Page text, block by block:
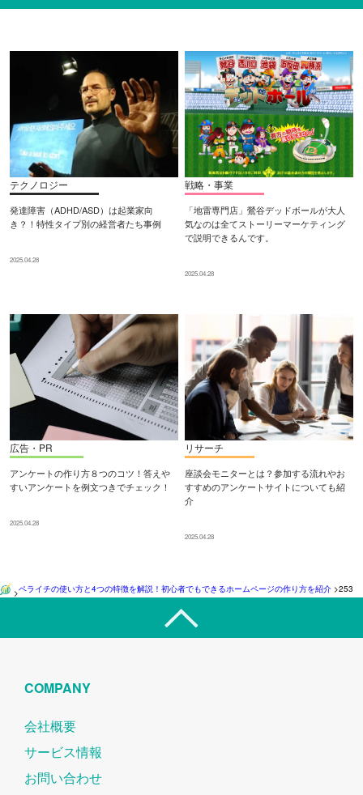
テクノロジー
発達障害（ADHD/ASD）は起業家向
き？！特性タイプ別の経営者たち事例
2025.04.28
戦略・事業
「地雷専門店」鶯谷デッドボールが大人
気なのは全てストーリーマーケティング
で説明できるんです。
2025.04.28
広告・PR
アンケートの作り方８つのコツ！答えや
すいアンケートを例文つきでチェック！
2025.04.28
リサーチ
座談会モニターとは？参加する流れやお
すすめのアンケートサイトについても紹
介
2025.04.28
>ペライチの使い方と4つの特徴を解説！初心者でもできるホームページの作り方を紹介>253
COMPANY
会社概要
サービス情報
お問い合わせ